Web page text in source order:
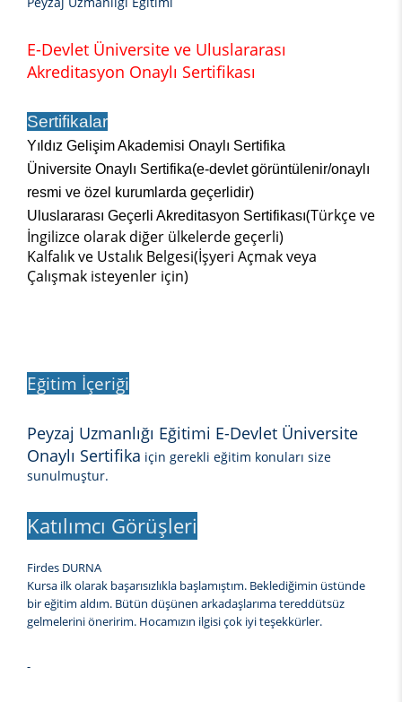
E-Devlet Üniversite ve Uluslararası
Akreditasyon Onaylı Sertifikası
Sertifikalar
Yıldız Gelişim Akademisi Onaylı Sertifika
Üniversite Onaylı Sertifika(e-devlet görüntülenir/onaylı
resmi ve özel kurumlarda geçerlidir)
Uluslararası Geçerli Akreditasyon Sertifikası(Türkçe ve
İngilizce olarak diğer ülkelerde geçerli)
Kalfalık ve Ustalık Belgesi(İşyeri Açmak veya
Çalışmak isteyenler için)
Eğitim İçeriği
Peyzaj Uzmanlığı Eğitimi E-Devlet Üniversite
Onaylı Sertifika için gerekli eğitim konuları size
sunulmuştur.
Katılımcı Görüşleri
Firdes DURNA
Kursa ilk olarak başarısızlıkla başlamıştım. Beklediğimin üstünde
bir eğitim aldım. Bütün düşünen arkadaşlarıma tereddütsüz
gelmelerini öneririm. Hocamızın ilgisi çok iyi teşekkürler.
-